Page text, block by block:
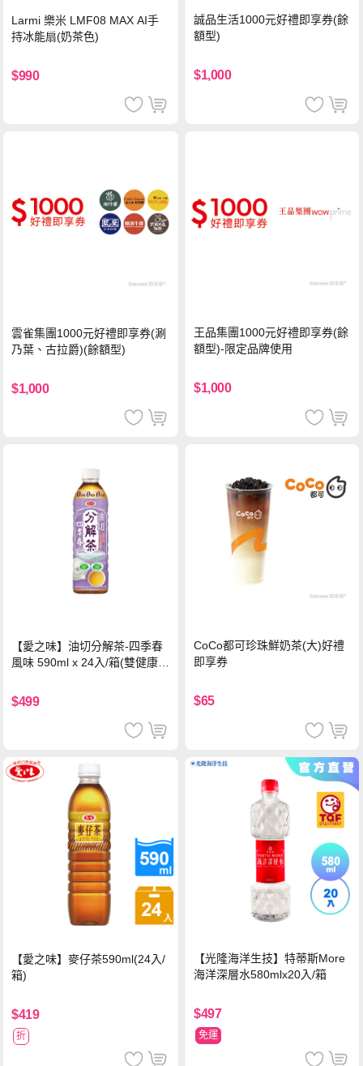
Larmi 樂米 LMF08 MAX AI手
持冰能扇(奶茶色)
$990
誠品生活1000元好禮即享券(餘
額型)
$1,000
雲雀集團1000元好禮即享券(涮
乃葉、古拉爵)(餘額型)
$1,000
王品集團1000元好禮即享券(餘
額型)-限定品牌使用
$1,000
【愛之味】油切分解茶-四季春
風味 590ml x 24入/箱(雙健康認
$499
CoCo都可珍珠鮮奶茶(大)好禮
即享券
$65
【愛之味】麥仔茶590ml(24入/
箱)
$419
折
【光隆海洋生技】特蒂斯More
海洋深層水580mlx20入/箱
$497
免運